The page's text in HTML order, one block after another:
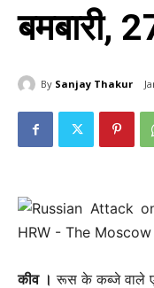
बमबारी,
By Sanjay Thakur
कीव । रूस के कब्जे वाले